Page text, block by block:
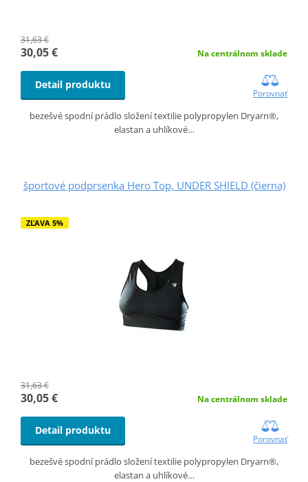
31,63 €
30,05 € Na centrálnom sklade
Detail produktu
Porovnať
bezešvé spodní prádlo složení textilie polypropylen Dryarn®,
elastan a uhlíkové…
športové podprsenka Hero Top, UNDER SHIELD (čierna)
ZĽAVA 5%
31,63 €
30,05 € Na centrálnom sklade
Detail produktu
Porovnať
bezešvé spodní prádlo složení textilie polypropylen Dryarn®,
elastan a uhlíkové…